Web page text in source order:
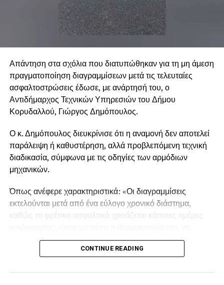
Απάντηση στα σχόλια που διατυπώθηκαν για τη μη άμεση
πραγματοποίηση διαγραμμίσεων μετά τις τελευταίες
ασφαλτοστρώσεις έδωσε, με ανάρτησή του, ο
Αντιδήμαρχος Τεχνικών Υπηρεσιών του Δήμου
Κορυδαλλού, Γιώργος Δημόπουλος.
Ο κ. Δημόπουλος διευκρίνισε ότι η αναμονή δεν αποτελεί
παράλειψη ή καθυστέρηση, αλλά προβλεπόμενη τεχνική
διαδικασία, σύμφωνα με τις οδηγίες των αρμόδιων
μηχανικών.
Όπως ανέφερε χαρακτηριστικά: «Οι διαγραμμίσεις
εκτελούνται μετά από ένα εύλογο χρονικό διάστημα,
καθώς το φρέσκο ασφαλτικό χρειάζεται κάποιες ημέρες
σταματήσει να εκλύει έλαια και να σταθεροποιηθεί. Εάν η
διαγράμμιση γίνει αμέσως μετά την ασφαλτόστρωση, η
ξεφτίζει.
CONTINUE READING